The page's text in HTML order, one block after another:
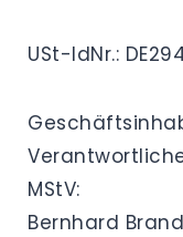
USt-IdNr.:
MStV:
Bernhard